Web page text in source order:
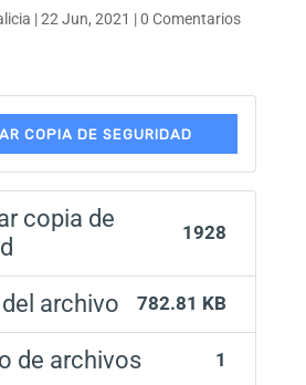
|22 Jun, 2021 |0 Comentarios
COPIA DE SEGURIDAD
copia de
1928
archivo 782.81 KB
de archivos 1